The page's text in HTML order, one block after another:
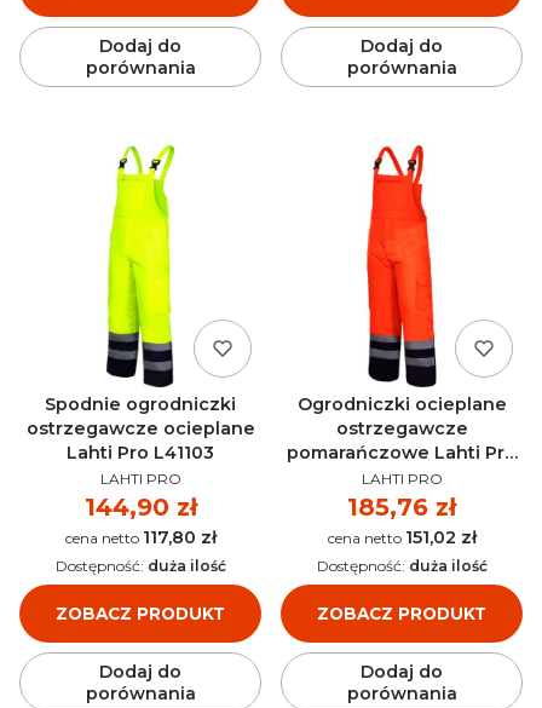
Dodaj do
porównania
Dodaj do
porównania
Spodnie ogrodniczki
ostrzegawcze ocieplane
Lahti Pro L41103
PRODUCENT
LAHTI PRO
Cena
144,90 zł
Cena 117,80 zł
ZOBACZ PRODUKT
Dostępność: duża ilość
Dodaj do
porównania
Ogrodniczki ocieplane
ostrzegawcze
pomarańczowe Lahti Pro
L41102
PRODUCENT
LAHTI PRO
Cena
185,76 zł
Cena 151,02 zł
ZOBACZ PRODUKT
Dostępność: duża ilość
Dodaj do
porównania